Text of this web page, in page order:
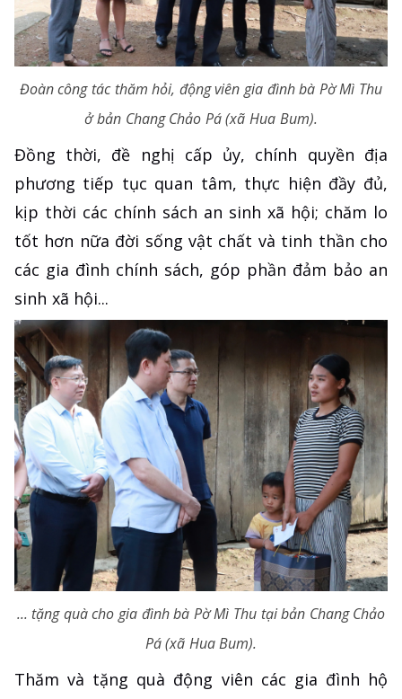
Đoàn công tác thăm hỏi, động viên gia đình bà Pờ Mì Thu
ở bản Chang Chảo Pá (xã Hua Bum).
Đồng thời, đề nghị cấp ủy, chính quyền địa
phương tiếp tục quan tâm, thực hiện đầy đủ,
kịp thời các chính sách an sinh xã hội; chăm lo
tốt hơn nữa đời sống vật chất và tinh thần cho
các gia đình chính sách, góp phần đảm bảo an
sinh xã hội...
... tặng quà cho gia đình bà Pờ Mì Thu tại bản Chang Chảo
Pá (xã Hua Bum).
Thăm và tặng quà động viên các gia đình hộ